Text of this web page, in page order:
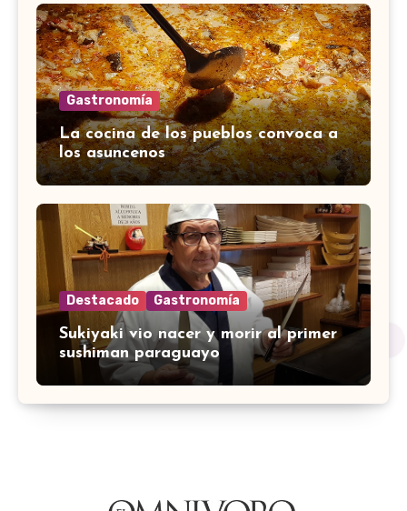
Gastronomía
La cocina de los pueblos convoca a
los asuncenos
Destacado Gastronomía
Sukiyaki vio nacer y morir al primer
sushiman paraguayo